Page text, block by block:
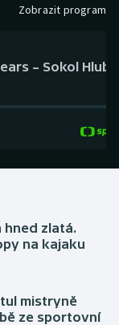
Zobrazit program
– Sokol
hned zlatá.
na kajaku
mistryně
ze sportovní